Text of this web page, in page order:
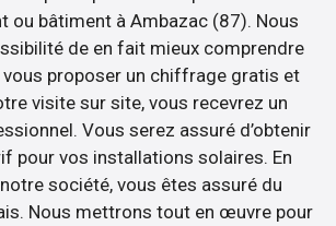
ou bâtiment à Ambazac (87). Nous
de en fait mieux comprendre
proposer un chiffrage gratis et
visite sur site, vous recevrez un
Vous serez assuré d’obtenir
pour vos installations solaires. En
société, vous êtes assuré du
Nous mettrons tout en œuvre pour